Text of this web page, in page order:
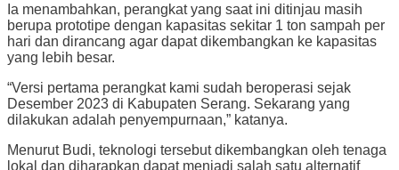
Ia menambahkan, perangkat yang saat ini ditinjau masih
berupa prototipe dengan kapasitas sekitar 1 ton sampah per
hari dan dirancang agar dapat dikembangkan ke kapasitas
yang lebih besar.
“Versi pertama perangkat kami sudah beroperasi sejak
Desember 2023 di Kabupaten Serang. Sekarang yang
dilakukan adalah penyempurnaan,” katanya.
Menurut Budi, teknologi tersebut dikembangkan oleh tenaga
lokal dan diharapkan dapat menjadi salah satu alternatif